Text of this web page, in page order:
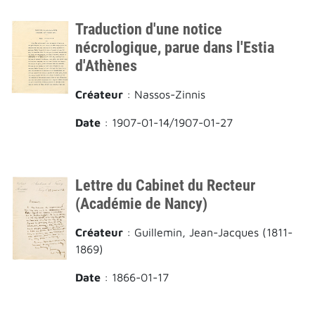
Traduction d'une notice
nécrologique, parue dans l'Estia
d'Athènes
Créateur : Nassos-Zinnis
Date : 1907-01-14/1907-01-27
Lettre du Cabinet du Recteur
(Académie de Nancy)
Créateur : Guillemin, Jean-Jacques (1811-
1869)
Date : 1866-01-17